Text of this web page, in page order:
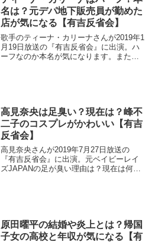
名は？元デパ地下販売員が勤めた
店が気になる【有吉反省会】
歌手のティーナ・カリーナさんが2019年1
月19日放送の『有吉反省会』に出演。ハ
ーフなのか本名が気になります。また、
高見奈央は足臭い？現在は？峰不
二子のコスプレがかわいい【有吉
反省会】
高見奈央さんが2019年7月27日放送の
『有吉反省会』に出演。元ベイビーレイ
ズJAPANの足が臭い理由は？現在は何を
原田曜平の結婚や炎上とは？帰国
子女の高校と年収が気になる【有